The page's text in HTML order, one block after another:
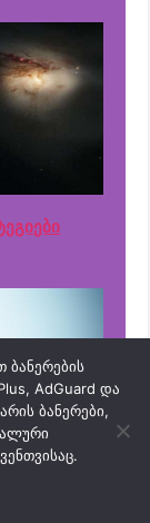
AdGuard და
ბანერები,